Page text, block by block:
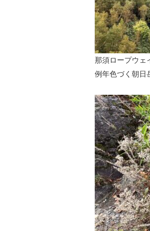
那須ロープウェ
例年色づく朝日